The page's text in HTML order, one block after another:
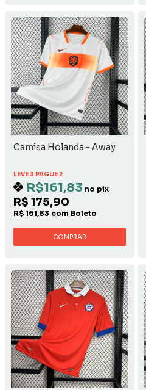
Camisa Holanda - Away
LEVE 3 PAGUE 2
R$161,83 no pix
R$ 175,90
R$ 161,83 com Boleto
COMPRAR